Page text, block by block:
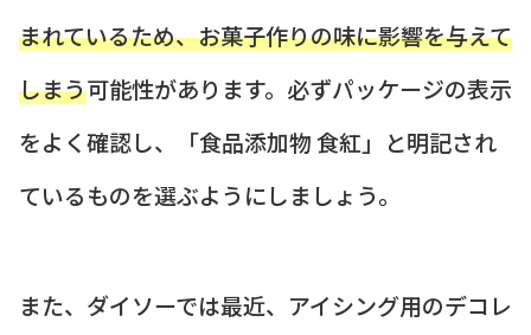
まれているため、お菓子作りの味に影響を与えて
しまう可能性があります。必ずパッケージの表示
をよく確認し、「食品添加物 食紅」と明記され
ているものを選ぶようにしましょう。
また、ダイソーでは最近、アイシング用のデコレ